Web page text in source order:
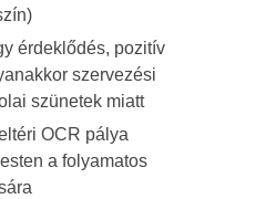
érdeklődés, pozitív
szervezési
szünetek miatt
OCR pálya
a folyamatos